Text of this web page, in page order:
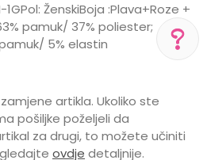
Za više informacija,
pomoć i porudžbine
+387 656-72209
ŽenskiBoja :Plava+Roze +
pamuk/ 37% poliester;
5% elastin
Kompleti
ROZE
artikla. Ukoliko ste
pošiljke poželjeli da
za drugi, to možete učiniti
ovdje detaljnije.